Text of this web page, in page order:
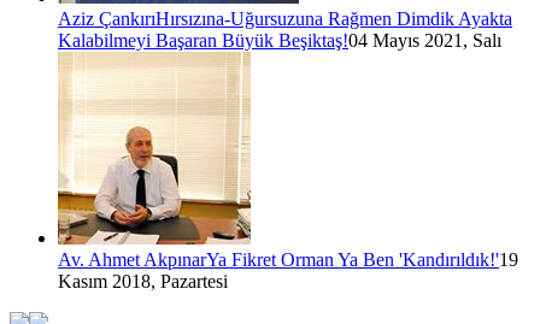
Aziz ÇankırıHırsızına-Uğursuzuna Rağmen Dimdik Ayakta
Kalabilmeyi Başaran Büyük Beşiktaş!04 Mayıs 2021, Salı
Av. Ahmet AkpınarYa Fikret Orman Ya Ben 'Kandırıldık!'19
Kasım 2018, Pazartesi